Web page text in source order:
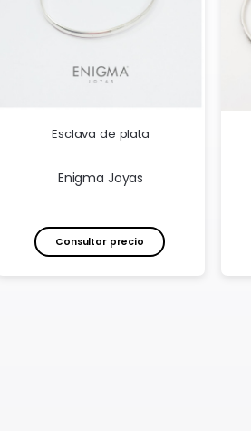
Esclava de plata
Enigma Joyas
Consultar precio